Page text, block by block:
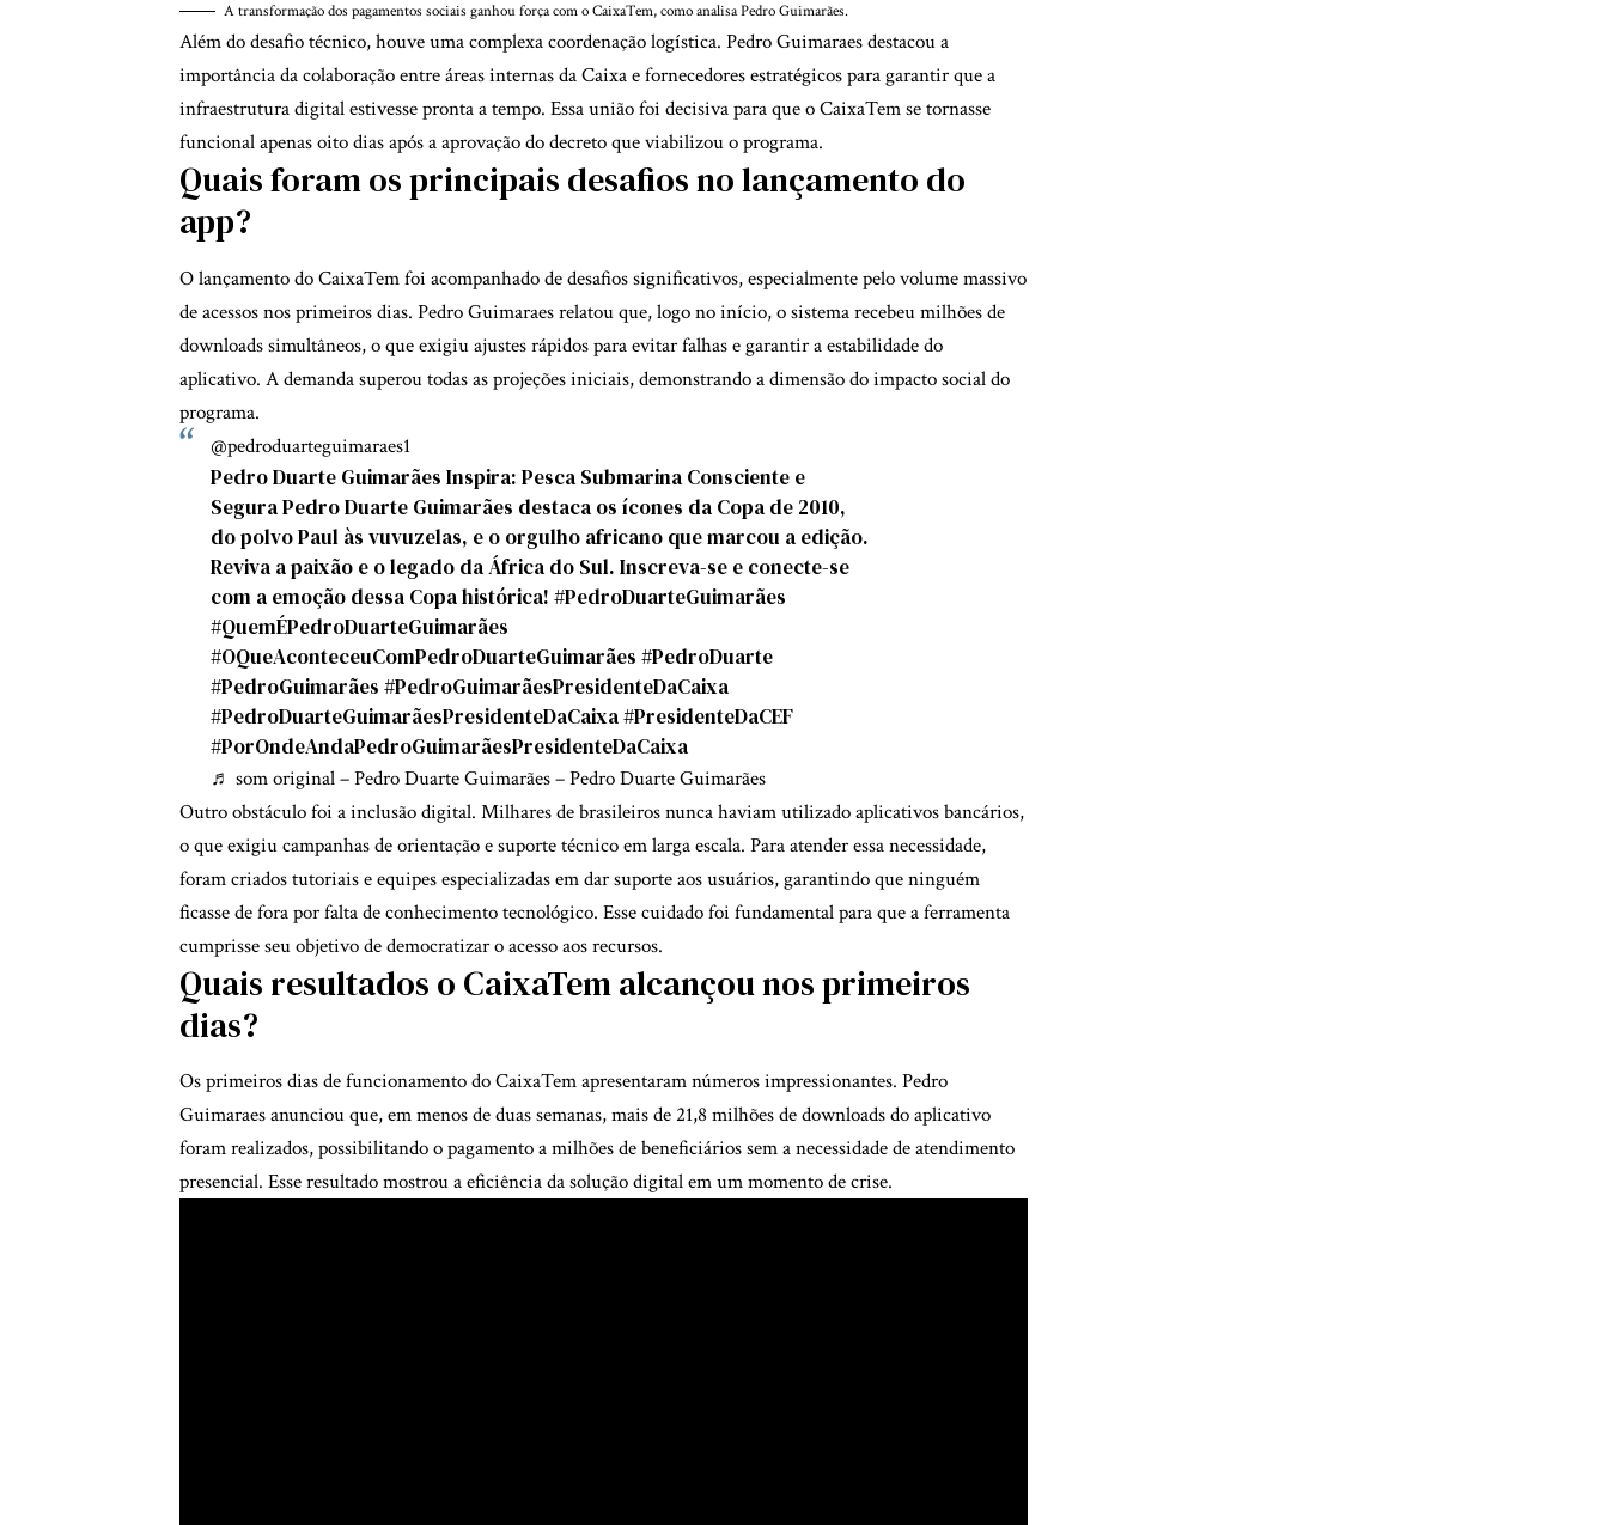
A transformação dos pagamentos sociais ganhou força com o CaixaTem, como analisa Pedro Guimarães.
Além do desafio técnico, houve uma complexa coordenação logística. Pedro Guimaraes destacou a
importância da colaboração entre áreas internas da Caixa e fornecedores estratégicos para garantir que a
infraestrutura digital estivesse pronta a tempo. Essa união foi decisiva para que o CaixaTem se tornasse
funcional apenas oito dias após a aprovação do decreto que viabilizou o programa.
Quais foram os principais desafios no lançamento do
app?
O lançamento do CaixaTem foi acompanhado de desafios significativos, especialmente pelo volume massivo
de acessos nos primeiros dias. Pedro Guimaraes relatou que, logo no início, o sistema recebeu milhões de
downloads simultâneos, o que exigiu ajustes rápidos para evitar falhas e garantir a estabilidade do
aplicativo. A demanda superou todas as projeções iniciais, demonstrando a dimensão do impacto social do
programa.
@pedroduarteguimaraes1
Pedro Duarte Guimarães Inspira: Pesca Submarina Consciente e
Segura Pedro Duarte Guimarães destaca os ícones da Copa de 2010,
do polvo Paul às vuvuzelas, e o orgulho africano que marcou a edição.
Reviva a paixão e o legado da África do Sul. Inscreva-se e conecte-se
com a emoção dessa Copa histórica! #PedroDuarteGuimarães
#QuemÉPedroDuarteGuimarães
#OQueAconteceuComPedroDuarteGuimarães #PedroDuarte
#PedroGuimarães #PedroGuimarãesPresidenteDaCaixa
#PedroDuarteGuimarãesPresidenteDaCaixa#PresidenteDaCEF
#PorOndeAndaPedroGuimarãesPresidenteDaCaixa
♬ som original – Pedro Duarte Guimarães – Pedro Duarte Guimarães
Outro obstáculo foi a inclusão digital. Milhares de brasileiros nunca haviam utilizado aplicativos bancários,
o que exigiu campanhas de orientação e suporte técnico em larga escala. Para atender essa necessidade,
foram criados tutoriais e equipes especializadas em dar suporte aos usuários, garantindo que ninguém
ficasse de fora por falta de conhecimento tecnológico. Esse cuidado foi fundamental para que a ferramenta
cumprisse seu objetivo de democratizar o acesso aos recursos.
Quais resultados o CaixaTem alcançou nos primeiros
dias?
Os primeiros dias de funcionamento do CaixaTem apresentaram números impressionantes. Pedro
Guimaraes anunciou que, em menos de duas semanas, mais de 21,8 milhões de downloads do aplicativo
foram realizados, possibilitando o pagamento a milhões de beneficiários sem a necessidade de atendimento
presencial. Esse resultado mostrou a eficiência da solução digital em um momento de crise.